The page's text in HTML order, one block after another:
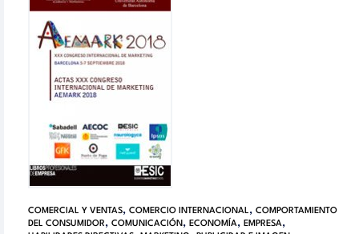
COMERCIAL Y VENTAS, COMERCIO INTERNACIONAL, COMPORTAMIENTO
DEL CONSUMIDOR, COMUNICACIÓN, ECONOMÍA, EMPRESA,